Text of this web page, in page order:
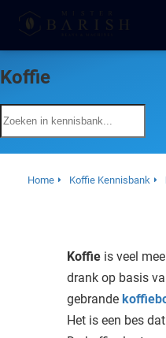
Koffie
Home Koffie Kennisbank
Koffie is veel
drank op basis
gebrande
Het is een bes